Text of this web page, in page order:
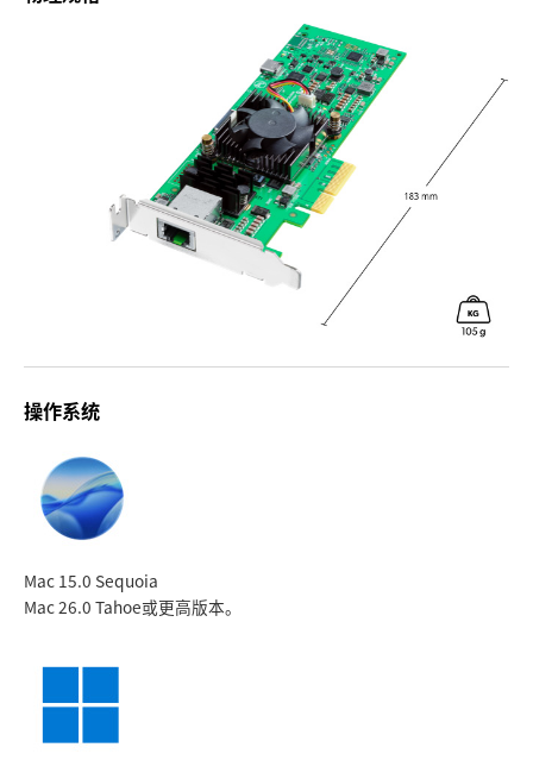
操作系统
Mac 15.0 Sequoia
Mac 26.0 Tahoe或更高版本。